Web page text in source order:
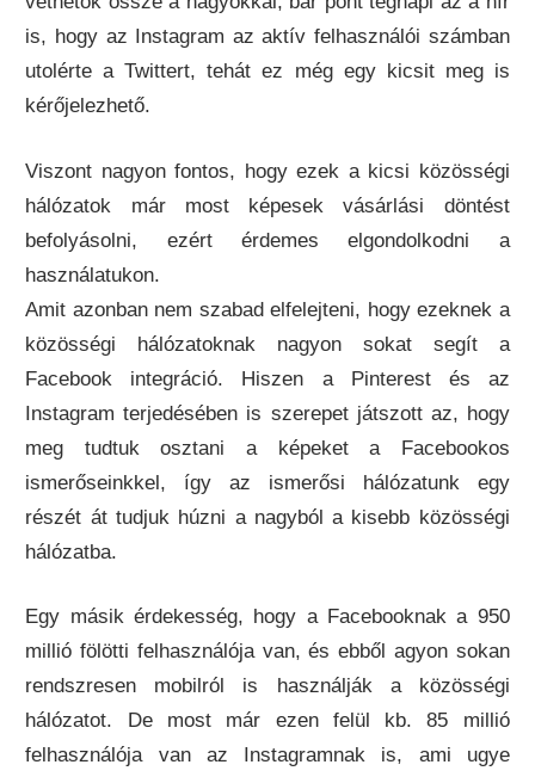
is, hogy az Instagram az aktív felhasználói számban
utolérte a Twittert, tehát ez még egy kicsit meg is
kérőjelezhető.
Viszont nagyon fontos, hogy ezek a kicsi közösségi
hálózatok már most képesek vásárlási döntést
befolyásolni, ezért érdemes elgondolkodni a
használatukon.
Amit azonban nem szabad elfelejteni, hogy ezeknek a
közösségi hálózatoknak nagyon sokat segít a
Facebook integráció. Hiszen a Pinterest és az
Instagram terjedésében is szerepet játszott az, hogy
meg tudtuk osztani a képeket a Facebookos
ismerőseinkkel, így az ismerősi hálózatunk egy
részét át tudjuk húzni a nagyból a kisebb közösségi
hálózatba.
Egy másik érdekesség, hogy a Facebooknak a 950
millió fölötti felhasználója van, és ebből agyon sokan
rendszresen mobilról is használják a közösségi
hálózatot. De most már ezen felül kb. 85 millió
felhasználója van az Instagramnak is, ami ugye